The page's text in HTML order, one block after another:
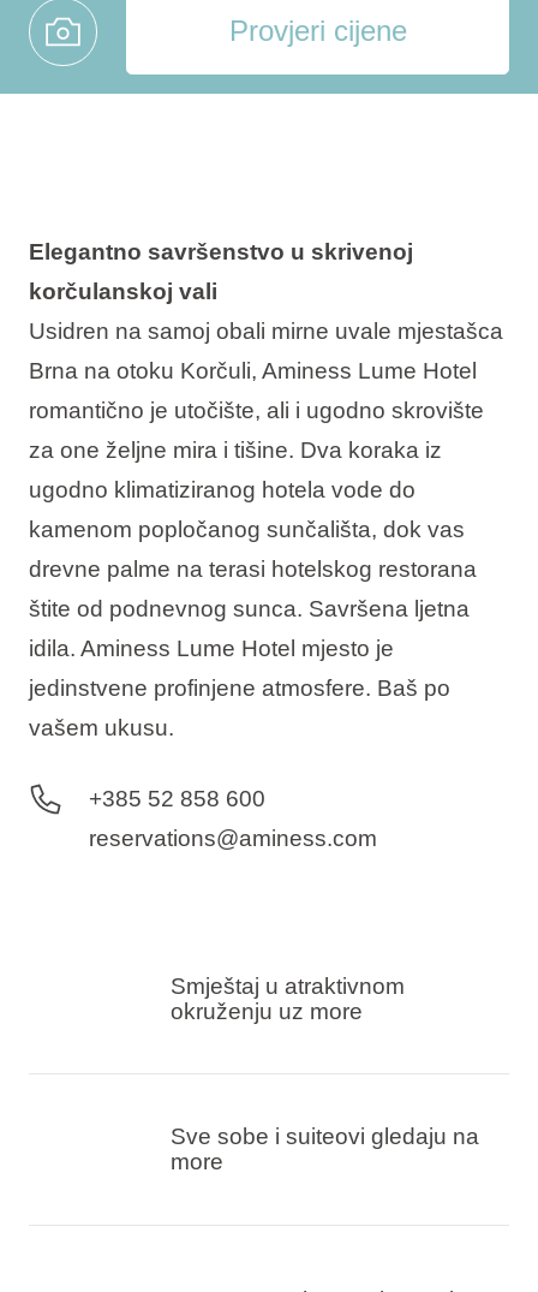
Provjeri cijene
Elegantno savršenstvo u skrivenoj
korčulanskoj vali
Usidren na samoj obali mirne uvale mjestašca
Brna na otoku Korčuli, Aminess Lume Hotel
romantično je utočište, ali i ugodno skrovište
za one željne mira i tišine. Dva koraka iz
ugodno klimatiziranog hotela vode do
kamenom popločanog sunčališta, dok vas
drevne palme na terasi hotelskog restorana
štite od podnevnog sunca. Savršena ljetna
idila. Aminess Lume Hotel mjesto je
jedinstvene profinjene atmosfere. Baš po
vašem ukusu.
+385 52 858 600
reservations@aminess.com
Smještaj u atraktivnom
okruženju uz more
Sve sobe i suiteovi gledaju na
more